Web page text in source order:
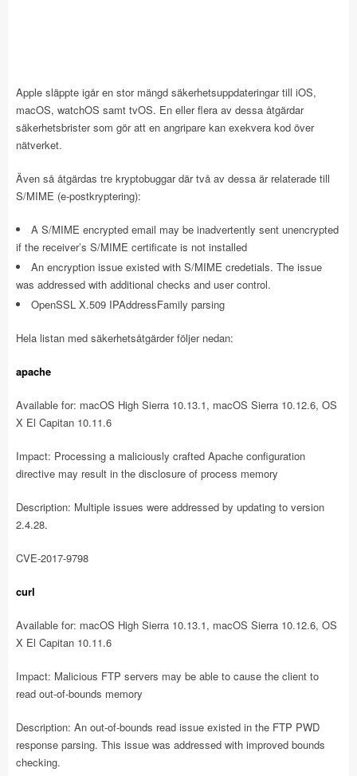
Apple släppte igår en stor mängd säkerhetsuppdateringar till iOS,
macOS, watchOS samt tvOS. En eller flera av dessa åtgärdar
säkerhetsbrister som gör att en angripare kan exekvera kod över
nätverket.
Även så åtgärdas tre kryptobuggar där två av dessa är relaterade till
S/MIME (e-postkryptering):
A S/MIME encrypted email may be inadvertently sent unencrypted
if the receiver’s S/MIME certificate is not installed
An encryption issue existed with S/MIME credetials. The issue
was addressed with additional checks and user control.
OpenSSL X.509 IPAddressFamily parsing
Hela listan med säkerhetsåtgärder följer nedan:
apache
Available for: macOS High Sierra 10.13.1, macOS Sierra 10.12.6, OS
X El Capitan 10.11.6
Impact: Processing a maliciously crafted Apache configuration
directive may result in the disclosure of process memory
Description: Multiple issues were addressed by updating to version
2.4.28.
CVE-2017-9798
curl
Available for: macOS High Sierra 10.13.1, macOS Sierra 10.12.6, OS
X El Capitan 10.11.6
Impact: Malicious FTP servers may be able to cause the client to
read out-of-bounds memory
Description: An out-of-bounds read issue existed in the FTP PWD
response parsing. This issue was addressed with improved bounds
checking.